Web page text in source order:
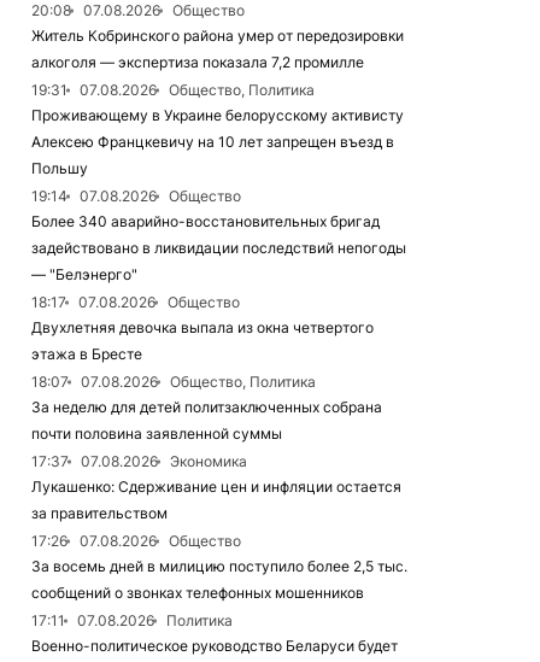
20:08
07.08.2026
Общество
Житель Кобринского района умер от передозировки
алкоголя — экспертиза показала 7,2 промилле
19:31
07.08.2026
Общество, Политика
Проживающему в Украине белорусскому активисту
Алексею Францкевичу на 10 лет запрещен въезд в
Польшу
19:14
07.08.2026
Общество
Более 340 аварийно-восстановительных бригад
задействовано в ликвидации последствий непогоды
— "Белэнерго"
18:17
07.08.2026
Общество
Двухлетняя девочка выпала из окна четвертого
этажа в Бресте
18:07
07.08.2026
Общество, Политика
За неделю для детей политзаключенных собрана
почти половина заявленной суммы
17:37
07.08.2026
Экономика
Лукашенко: Сдерживание цен и инфляции остается
за правительством
17:26
07.08.2026
Общество
За восемь дней в милицию поступило более 2,5 тыс.
сообщений о звонках телефонных мошенников
17:11
07.08.2026
Политика
Военно-политическое руководство Беларуси будет